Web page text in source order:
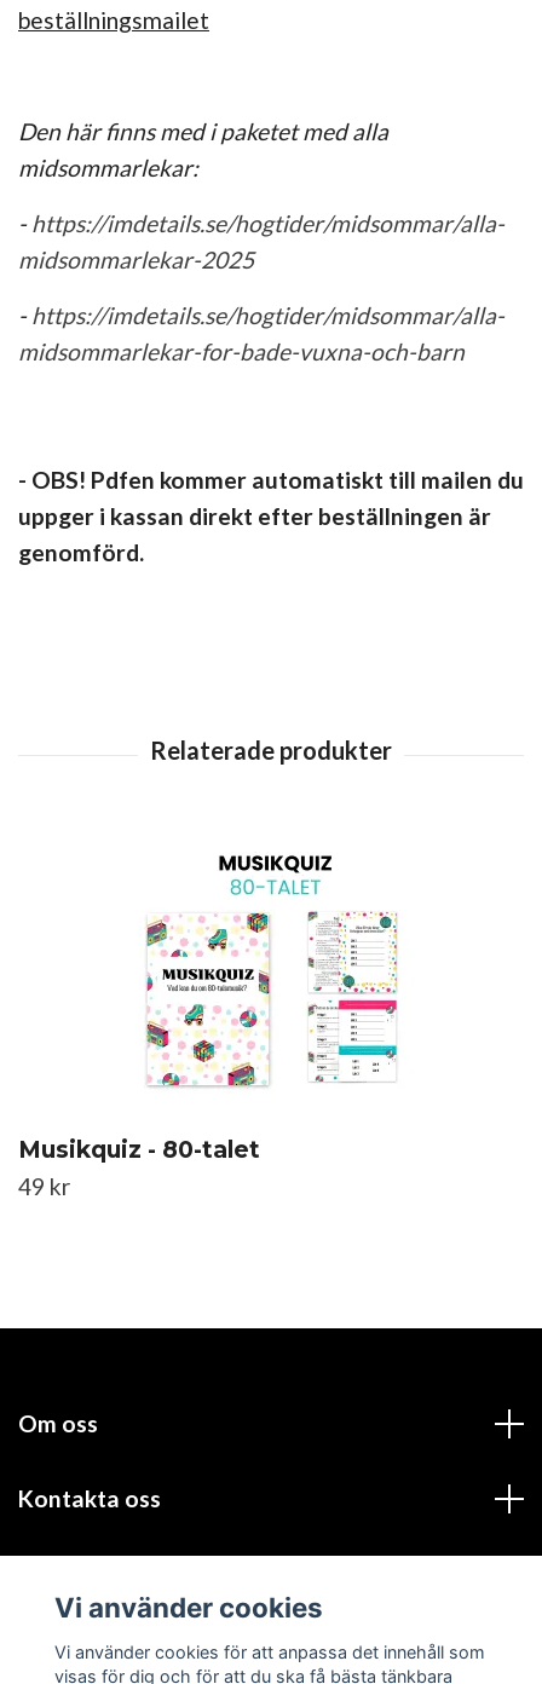
beställningsmailet
Den här finns med i paketet med alla
midsommarlekar:
-https://imdetails.se/hogtider/midsommar/alla-
midsommarlekar-2025
-https://imdetails.se/hogtider/midsommar/alla-
midsommarlekar-for-bade-vuxna-och-barn
- OBS! Pdfen kommer automatiskt till mailen du
uppger i kassan direkt efter beställningen är
genomförd.
Musikquiz - 80-talet
49 kr
Om oss
Kontakta oss
Sociala medier
Vi använder cookies
Vi använder cookies för att anpassa det innehåll som
visas för dig och för att du ska få bästa tänkbara